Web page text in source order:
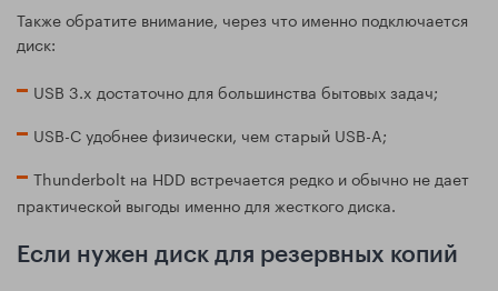
Также обратите внимание, через что именно подключается
диск:
USB 3.x достаточно для большинства бытовых задач;
USB-C удобнее физически, чем старый USB-A;
Thunderbolt на HDD встречается редко и обычно не дает
практической выгоды именно для жесткого диска.
Если нужен диск для резервных копий